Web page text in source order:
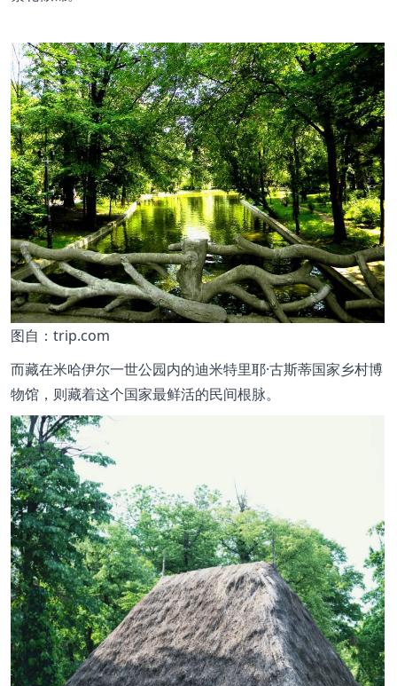
图自：trip.com
而藏在米哈伊尔一世公园内的迪米特里耶·古斯蒂国家乡村博
物馆，则藏着这个国家最鲜活的民间根脉。